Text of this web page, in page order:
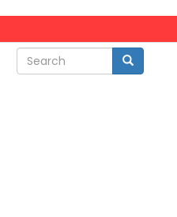
Search Search